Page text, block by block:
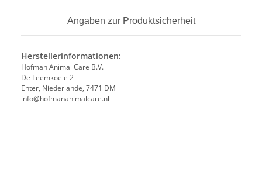
Angaben zur Produktsicherheit
Herstellerinformationen:
Hofman Animal Care B.V.
De Leemkoele 2
Enter, Niederlande, 7471 DM
info@hofmananimalcare.nl